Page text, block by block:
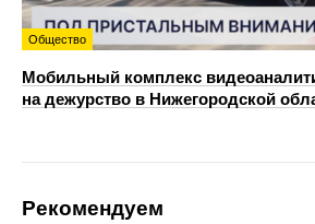
Общество
Мобильный комплекс
на дежурство в Нижегородской
Рекомендуем